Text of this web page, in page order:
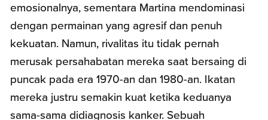
emosionalnya, sementara Martina mendominasi
dengan permainan yang agresif dan penuh
kekuatan. Namun, rivalitas itu tidak pernah
merusak persahabatan mereka saat bersaing di
puncak pada era 1970-an dan 1980-an. Ikatan
mereka justru semakin kuat ketika keduanya
sama-sama didiagnosis kanker. Sebuah